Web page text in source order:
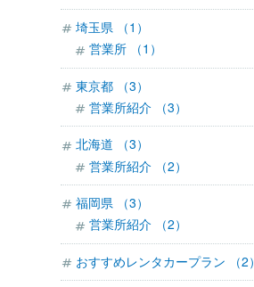
埼玉県 （1）
営業所 （1）
東京都 （3）
営業所紹介 （3）
北海道 （3）
営業所紹介 （2）
福岡県 （3）
営業所紹介 （2）
おすすめレンタカープラン （2）